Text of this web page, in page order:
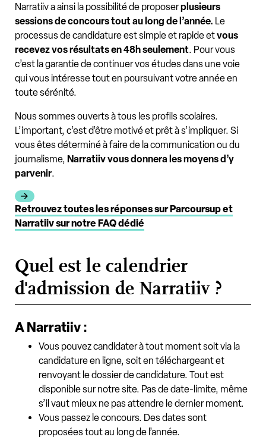
Narratiiv a ainsi la possibilité de proposerplusieurs
sessions de concours tout au long de l’année. Le
processus de candidature est simple et rapide etvous
recevez vos résultats en 48h seulement. Pour vous
c’est la garantie de continuer vos études dans une voie
qui vous intéresse tout en poursuivant votre année en
toute sérénité.
Nous sommes ouverts à tous les profils scolaires.
L’important, c’est d’être motivé et prêt à s’impliquer. Si
vous êtes déterminé à faire de la communication ou du
journalisme, Narratiiv vous donnera les moyens d’y
parvenir.
Retrouvez toutes les réponses sur Parcoursup et
Narratiiv sur notre FAQ dédié
Quel est le calendrier
d'admission de Narratiiv ?
A Narratiiv :
Vous pouvez candidater à tout moment soit via la
candidature en ligne, soit en téléchargeant et
renvoyant le dossier de candidature. Tout est
disponible sur notre site. Pas de date-limite, même
s’il vaut mieux ne pas attendre le dernier moment.
Vous passez le concours. Des dates sont
proposées tout au long de l’année.